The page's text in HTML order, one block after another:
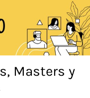
Masters y